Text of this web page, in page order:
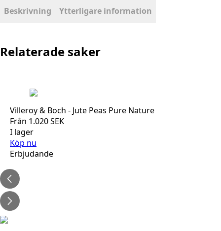
Beskrivning Ytterligare information
Relaterade saker
Villeroy & Boch - Jute Peas Pure Nature
Från 1.020SEK
I lager
Köp nu
Erbjudande